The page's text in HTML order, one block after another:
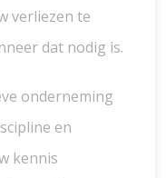
verliezen te
dat nodig is.
onderneming
en
kennis